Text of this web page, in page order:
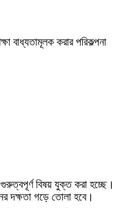
বাধ্যতামূলক করার পরিকল্পনা
গুরুত্বপূর্ণ বিষয় যুক্ত করা হচ্ছে।
দক্ষতা গড়ে তোলা হবে।